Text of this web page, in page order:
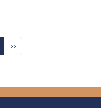
Następna strona
››